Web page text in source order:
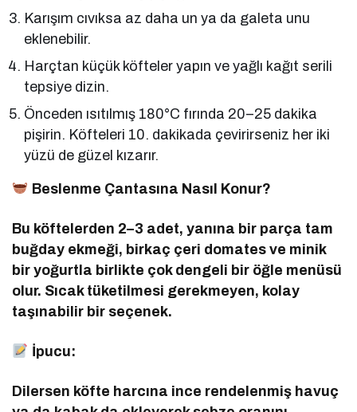
Karışım cıvıksa az daha un ya da galeta unu
eklenebilir.
Harçtan küçük köfteler yapın ve yağlı kağıt serili
tepsiye dizin.
Önceden ısıtılmış 180°C fırında 20–25 dakika
pişirin. Köfteleri 10. dakikada çevirirseniz her iki
yüzü de güzel kızarır.
Beslenme Çantasına Nasıl Konur?
Bu köftelerden 2–3 adet, yanına bir parça tam
buğday ekmeği, birkaç çeri domates ve minik
bir yoğurtla birlikte çok dengeli bir öğle menüsü
olur. Sıcak tüketilmesi gerekmeyen, kolay
taşınabilir bir seçenek.
İpucu:
Dilersen köfte harcına ince rendelenmiş havuç